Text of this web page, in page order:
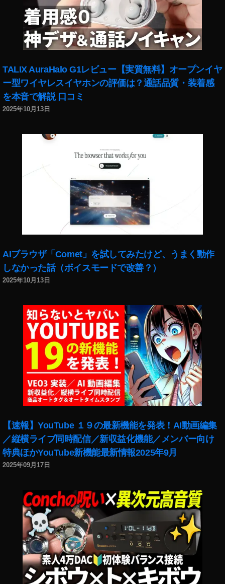
TALIX AuraHalo G1レビュー【実質無料】オープンイヤ
ー型ワイヤレスイヤホンの評価は？通話品質・装着感
を本音で解説 口コミ
2025年10月13日
AIブラウザ「Comet」を試してみたけど、うまく動作
しなかった話（ボイスモードで改善？）
2025年10月13日
【速報】YouTube １９の最新機能を発表！AI動画編集
／縦横ライブ同時配信／新収益化機能／メンバー向け
特典ほかYouTube新機能最新情報2025年9月
2025年09月17日